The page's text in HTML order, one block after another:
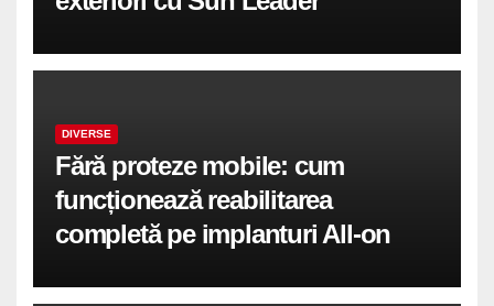
DIVERSE
Fără proteze mobile: cum
funcționează reabilitarea
completă pe implanturi All-on